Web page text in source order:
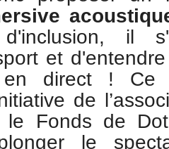
il
et
direct ! Ce
de
Fonds de
le